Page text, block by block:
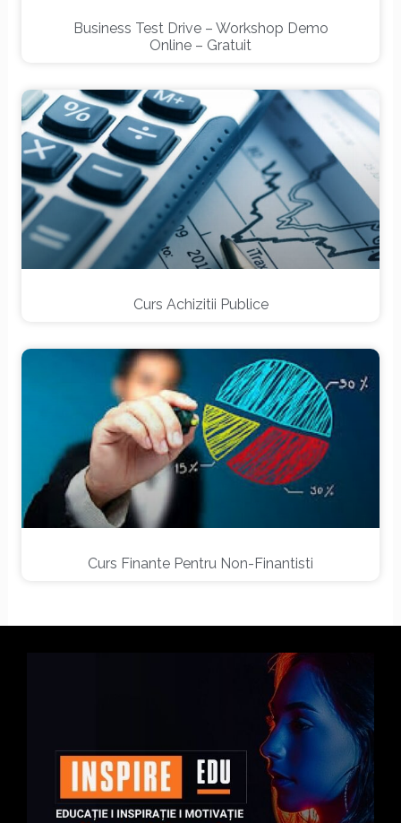
Business Test Drive – Workshop Demo
Online – Gratuit
Curs Achizitii Publice
Curs Finante Pentru Non-Finantisti